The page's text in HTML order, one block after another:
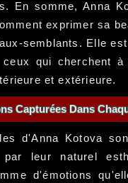
En somme, Anna
exprimer sa
semblants. Elle
ceux qui cherchent à
et extérieure.
Capturées Dans
d'Anna Kotova
par leur naturel
d'émotions